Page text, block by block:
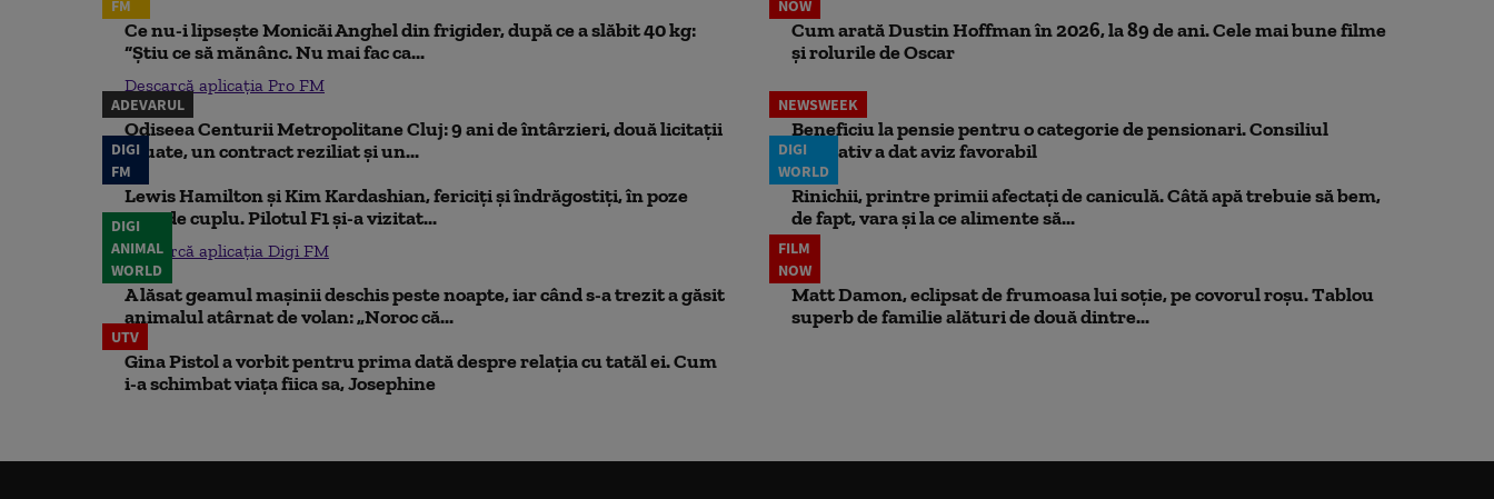
FM
Ce nu-i lipsește Monicăi Anghel din frigider, după ce a slăbit 40 kg:
“Știu ce să mănânc. Nu mai fac ca...
Descarcă aplicația Pro FM
NOW
Cum arată Dustin Hoffman în 2026, la 89 de ani. Cele mai bune filme
și rolurile de Oscar
ADEVARUL
Odiseea Centurii Metropolitane Cluj: 9 ani de întârzieri, două licitații
eșuate, un contract reziliat și un...
NEWSWEEK
Beneficiu la pensie pentru o categorie de pensionari. Consiliul
legislativ a dat aviz favorabil
DIGI
FM
Lewis Hamilton și Kim Kardashian, fericiți și îndrăgostiți, în poze
rare de cuplu. Pilotul F1 și-a vizitat...
Descarcă aplicația Digi FM
DIGI
WORLD
Rinichii, printre primii afectați de caniculă. Câtă apă trebuie să bem,
de fapt, vara și la ce alimente să...
DIGI
ANIMAL
WORLD
A lăsat geamul mașinii deschis peste noapte, iar când s-a trezit a găsit
animalul atârnat de volan: „Noroc că...
FILM
NOW
Matt Damon, eclipsat de frumoasa lui soție, pe covorul roșu. Tablou
superb de familie alături de două dintre...
UTV
Gina Pistol a vorbit pentru prima dată despre relația cu tatăl ei. Cum
i-a schimbat viața fiica sa, Josephine